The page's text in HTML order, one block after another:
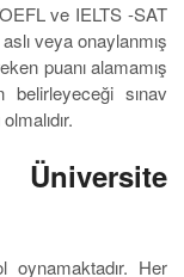
ve IELTS -SAT
aslı veya onaylanmış
puanı alamamış
belirleyeceği sınav
oynamaktadır. Her